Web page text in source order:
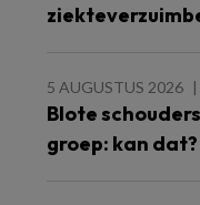
5 AUGUSTUS 2026
Blote
groep: kan dat?